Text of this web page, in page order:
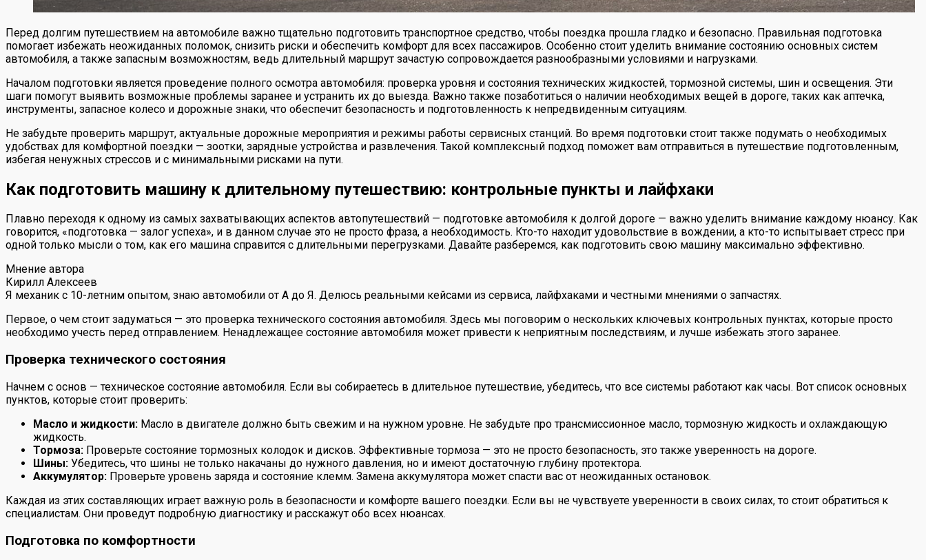
Перед долгим путешествием на автомобиле важно тщательно подготовить транспортное средство, чтобы поездка прошла гладко и безопасно. Правильная подготовка
помогает избежать неожиданных поломок, снизить риски и обеспечить комфорт для всех пассажиров. Особенно стоит уделить внимание состоянию основных систем
автомобиля, а также запасным возможностям, ведь длительный маршрут зачастую сопровождается разнообразными условиями и нагрузками.
Началом подготовки является проведение полного осмотра автомобиля: проверка уровня и состояния технических жидкостей, тормозной системы, шин и освещения. Эти
шаги помогут выявить возможные проблемы заранее и устранить их до выезда. Важно также позаботиться о наличии необходимых вещей в дороге, таких как аптечка,
инструменты, запасное колесо и дорожные знаки, что обеспечит безопасность и подготовленность к непредвиденным ситуациям.
Не забудьте проверить маршрут, актуальные дорожные мероприятия и режимы работы сервисных станций. Во время подготовки стоит также подумать о необходимых
удобствах для комфортной поездки — зоотки, зарядные устройства и развлечения. Такой комплексный подход поможет вам отправиться в путешествие подготовленным,
избегая ненужных стрессов и с минимальными рисками на пути.
Как подготовить машину к длительному путешествию: контрольные пункты и лайфхаки
Плавно переходя к одному из самых захватывающих аспектов автопутешествий — подготовке автомобиля к долгой дороге — важно уделить внимание каждому нюансу. Как
говорится, «подготовка — залог успеха», и в данном случае это не просто фраза, а необходимость. Кто-то находит удовольствие в вождении, а кто-то испытывает стресс при
одной только мысли о том, как его машина справится с длительными перегрузками. Давайте разберемся, как подготовить свою машину максимально эффективно.
Мнение автора
Кирилл Алексеев
Я механик с 10-летним опытом, знаю автомобили от А до Я. Делюсь реальными кейсами из сервиса, лайфхаками и честными мнениями о запчастях.
Первое, о чем стоит задуматься — это проверка технического состояния автомобиля. Здесь мы поговорим о нескольких ключевых контрольных пунктах, которые просто
необходимо учесть перед отправлением. Ненадлежащее состояние автомобиля может привести к неприятным последствиям, и лучше избежать этого заранее.
Проверка технического состояния
Начнем с основ — техническое состояние автомобиля. Если вы собираетесь в длительное путешествие, убедитесь, что все системы работают как часы. Вот список основных
пунктов, которые стоит проверить:
Масло и жидкости: Масло в двигателе должно быть свежим и на нужном уровне. Не забудьте про трансмиссионное масло, тормозную жидкость и охлаждающую
жидкость.
Тормоза: Проверьте состояние тормозных колодок и дисков. Эффективные тормоза — это не просто безопасность, это также уверенность на дороге.
Шины: Убедитесь, что шины не только накачаны до нужного давления, но и имеют достаточную глубину протектора.
Аккумулятор: Проверьте уровень заряда и состояние клемм. Замена аккумулятора может спасти вас от неожиданных остановок.
Каждая из этих составляющих играет важную роль в безопасности и комфорте вашего поездки. Если вы не чувствуете уверенности в своих силах, то стоит обратиться к
специалистам. Они проведут подробную диагностику и расскажут обо всех нюансах.
Подготовка по комфортности